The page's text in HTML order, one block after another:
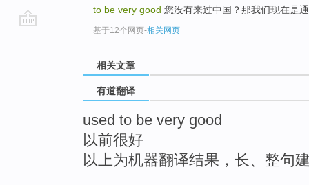
to be very good 您没有来过中国？那我们现在是
基于12个网页-相关网页
相关文章
有道翻译
used to be very good
以前很好
以上为机器翻译结果，长、整句